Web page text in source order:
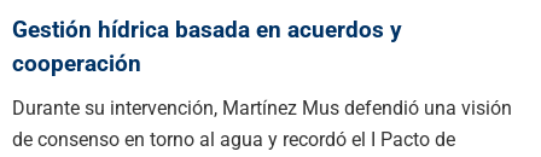
Gestión hídrica basada en acuerdos y
cooperación
Durante su intervención, Martínez Mus defendió una visión
de consenso en torno al agua y recordó el I Pacto de